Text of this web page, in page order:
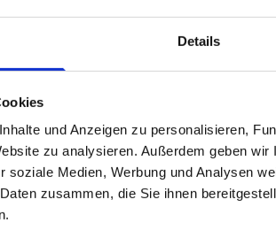
Details
und Anzeigen zu personalisieren,
zu analysieren. Außerdem geben
soziale Medien, Werbung und Analysen
zusammen, die Sie ihnen
für Augen und Schlaf
Bildschirmzeit –
optisch.
und